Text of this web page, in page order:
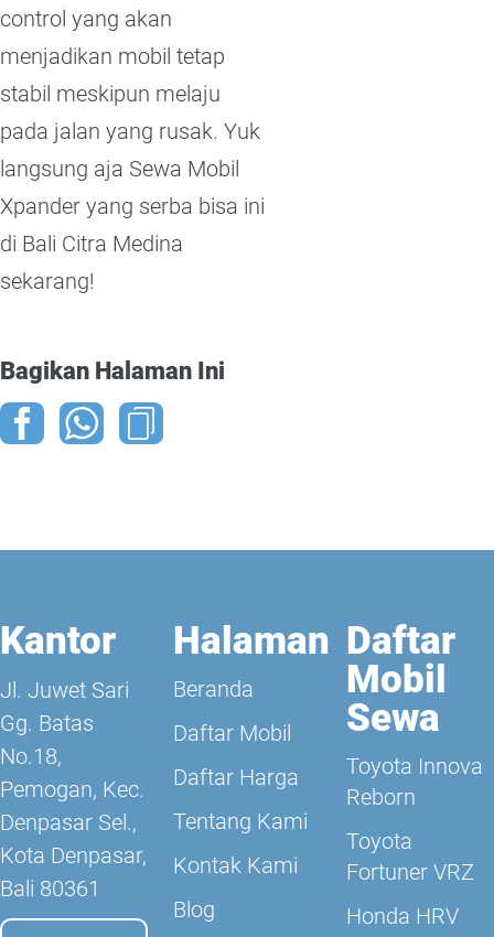
control yang akan
menjadikan mobil tetap
stabil meskipun melaju
pada jalan yang rusak. Yuk
langsung aja Sewa Mobil
Xpander yang serba bisa ini
di Bali Citra Medina
sekarang!
Bagikan Halaman Ini
Kantor
Jl. Juwet Sari
Gg. Batas
No.18,
Pemogan, Kec.
Denpasar Sel.,
Kota Denpasar,
Bali 80361
Halaman
Beranda
Daftar Mobil
Daftar Harga
Tentang Kami
Kontak Kami
Blog
Daftar
Mobil
Sewa
Toyota Innova
Reborn
Toyota
Fortuner VRZ
Honda HRV